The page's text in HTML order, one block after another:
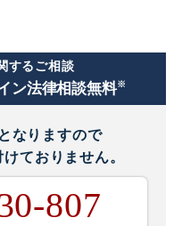
するご相談
ン法律相談無料※
となりますので
けておりません。
807